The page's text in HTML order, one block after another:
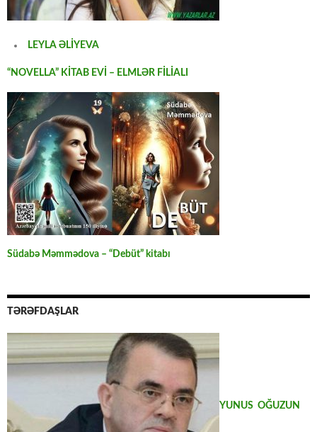
LEYLA ƏLİYEVA
“NOVELLA” KİTAB EVİ – ELMLƏR FİLİALI
Südabə Məmmədova – “Debüt” kitabı
TƏRƏFDAŞLAR
YUNUS OĞUZUN